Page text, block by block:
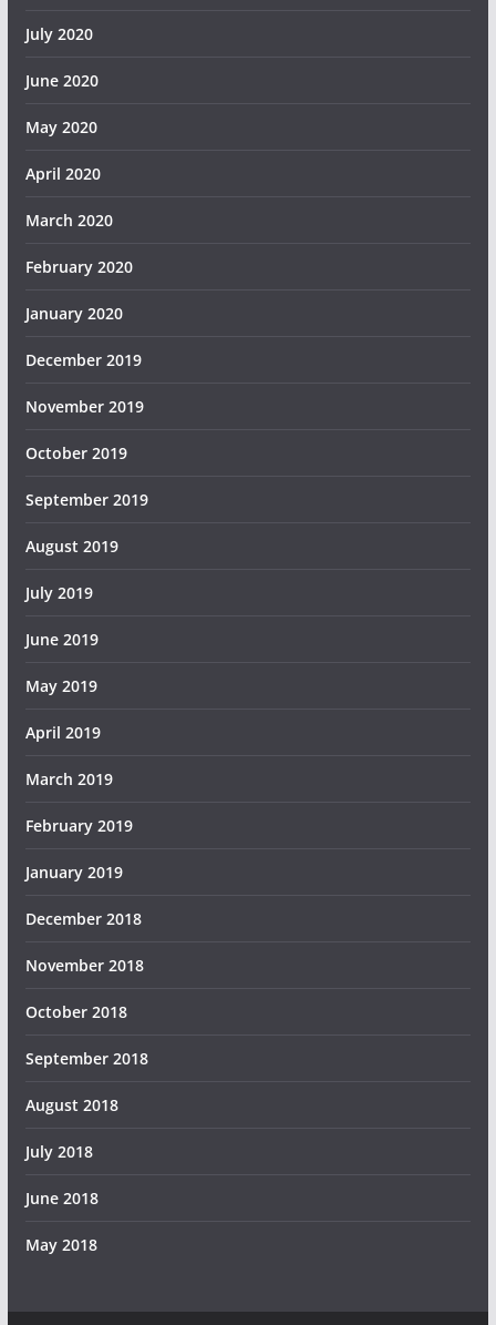
July 2020
June 2020
May 2020
April 2020
March 2020
February 2020
January 2020
December 2019
November 2019
October 2019
September 2019
August 2019
July 2019
June 2019
May 2019
April 2019
March 2019
February 2019
January 2019
December 2018
November 2018
October 2018
September 2018
August 2018
July 2018
June 2018
May 2018